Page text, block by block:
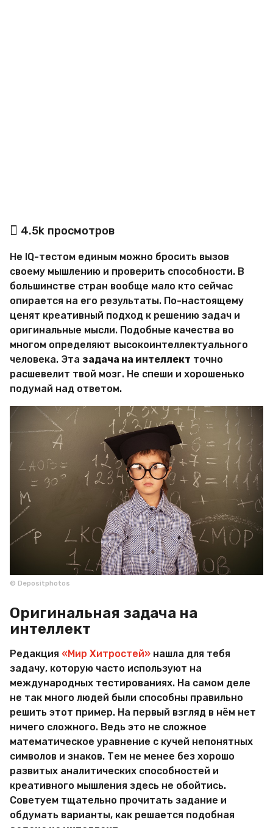
а
в
о
р
В
а
л
е
р
и
я
К
а
м
н
к
а
4.5k просмотров
Не IQ-тестом единым можно бросить вызов
своему мышлению и проверить способности. В
большинстве стран вообще мало кто сейчас
опирается на его результаты. По-настоящему
ценят креативный подход к решению задач и
оригинальные мысли. Подобные качества во
многом определяют высокоинтеллектуального
человека. Эта задача на интеллект точно
расшевелит твой мозг. Не спеши и хорошенько
подумай над ответом.
© Depositphotos
Оригинальная задача на
интеллект
Редакция «Мир Хитростей» нашла для тебя
задачу, которую часто используют на
международных тестированиях. На самом деле
не так много людей были способны правильно
решить этот пример. На первый взгляд в нём нет
ничего сложного. Ведь это не сложное
математическое уравнение с кучей непонятных
символов и знаков. Тем не менее без хорошо
развитых аналитических способностей и
креативного мышления здесь не обойтись.
Советуем тщательно прочитать задание и
обдумать варианты, как решается подобная